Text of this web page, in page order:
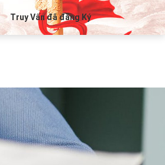
Truy Vấn đã đăng Ký